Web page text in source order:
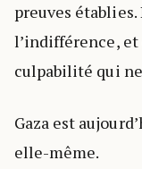
preuves
l’indifférence, et
culpabilité qui
Gaza est
elle-même.